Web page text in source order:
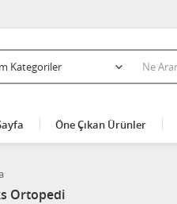
Öne Çıkan Ürünler
Ortopedi